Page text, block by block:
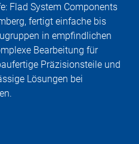
Flad System Components
fertigt einfache bis
in empfindlichen
Bearbeitung für
Präzisionsteile und
Lösungen bei